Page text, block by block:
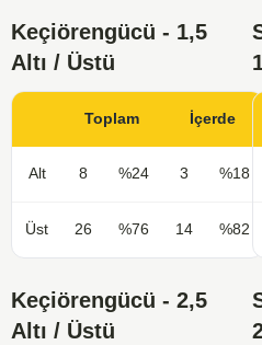
Keçiörengücü - 1,5
Altı / Üstü
Toplam İçerde
Alt 8 %24 3 %18
Üst 26 %76 14 %82
Keçiörengücü - 2,5
Altı / Üstü